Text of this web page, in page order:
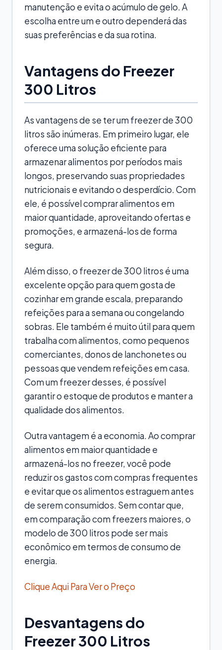
manutenção e evita o acúmulo de gelo. A
escolha entre um e outro dependerá das
suas preferências e da sua rotina.
Vantagens do Freezer
300 Litros
As vantagens de se ter um freezer de 300
litros são inúmeras. Em primeiro lugar, ele
oferece uma solução eficiente para
armazenar alimentos por períodos mais
longos, preservando suas propriedades
nutricionais e evitando o desperdício. Com
ele, é possível comprar alimentos em
maior quantidade, aproveitando ofertas e
promoções, e armazená-los de forma
segura.
Além disso, o freezer de 300 litros é uma
excelente opção para quem gosta de
cozinhar em grande escala, preparando
refeições para a semana ou congelando
sobras. Ele também é muito útil para quem
trabalha com alimentos, como pequenos
comerciantes, donos de lanchonetes ou
pessoas que vendem refeições em casa.
Com um freezer desses, é possível
garantir o estoque de produtos e manter a
qualidade dos alimentos.
Outra vantagem é a economia. Ao comprar
alimentos em maior quantidade e
armazená-los no freezer, você pode
reduzir os gastos com compras frequentes
e evitar que os alimentos estraguem antes
de serem consumidos. Sem contar que,
em comparação com freezers maiores, o
modelo de 300 litros pode ser mais
econômico em termos de consumo de
energia.
Clique Aqui Para Ver o Preço
Desvantagens do
Freezer 300 Litros